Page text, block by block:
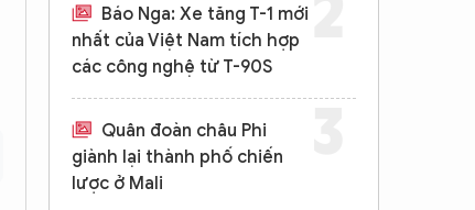
Báo Nga: Xe tăng T-1 mới
nhất của Việt Nam tích hợp
các công nghệ từ T-90S
Quân đoàn châu Phi
giành lại thành phố chiến
lược ở Mali